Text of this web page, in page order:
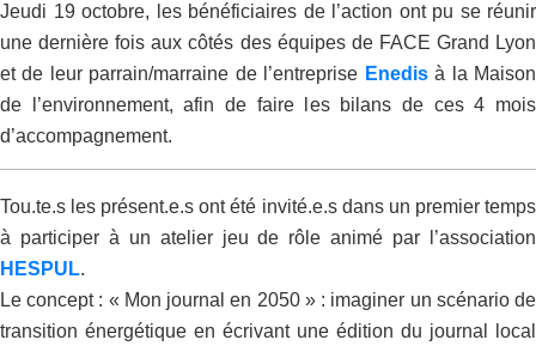
Jeudi 19 octobre, les bénéficiaires de l’action ont pu se réunir
une dernière fois aux côtés des équipes de FACE Grand Lyon
et de leur parrain/marraine de l’entreprise Enedisà la Maison
de l’environnement, afin de faire les bilans de ces 4 mois
d’accompagnement.
Tou.te.s les présent.e.s ont été invité.e.s dans un premier temps
à participer à un atelier jeu de rôle animé par l’association
HESPUL.
Le concept : « Mon journal en 2050 » : imaginer un scénario de
transition énergétique en écrivant une édition du journal local